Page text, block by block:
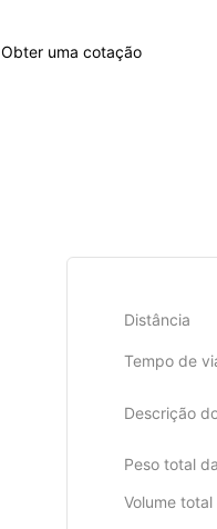
Obter uma cotação
Distância
Tempo de
Descrição
Peso total
Volume